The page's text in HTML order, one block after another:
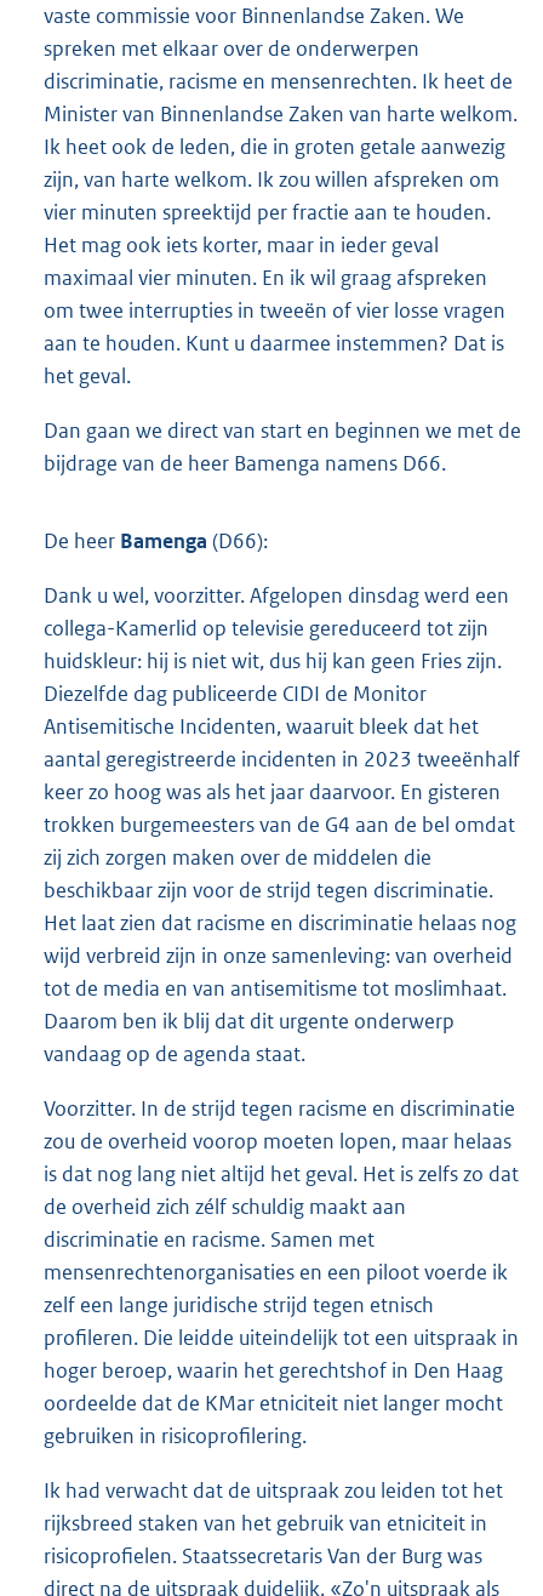
vaste commissie voor Binnenlandse Zaken. We
spreken met elkaar over de onderwerpen
discriminatie, racisme en mensenrechten. Ik heet de
Minister van Binnenlandse Zaken van harte welkom.
Ik heet ook de leden, die in groten getale aanwezig
zijn, van harte welkom. Ik zou willen afspreken om
vier minuten spreektijd per fractie aan te houden.
Het mag ook iets korter, maar in ieder geval
maximaal vier minuten. En ik wil graag afspreken
om twee interrupties in tweeën of vier losse vragen
aan te houden. Kunt u daarmee instemmen? Dat is
het geval.
Dan gaan we direct van start en beginnen we met de
bijdrage van de heer Bamenga namens D66.
De heer Bamenga (D66):
Dank u wel, voorzitter. Afgelopen dinsdag werd een
collega-Kamerlid op televisie gereduceerd tot zijn
huidskleur: hij is niet wit, dus hij kan geen Fries zijn.
Diezelfde dag publiceerde CIDI de Monitor
Antisemitische Incidenten, waaruit bleek dat het
aantal geregistreerde incidenten in 2023 tweeënhalf
keer zo hoog was als het jaar daarvoor. En gisteren
trokken burgemeesters van de G4 aan de bel omdat
zij zich zorgen maken over de middelen die
beschikbaar zijn voor de strijd tegen discriminatie.
Het laat zien dat racisme en discriminatie helaas nog
wijd verbreid zijn in onze samenleving: van overheid
tot de media en van antisemitisme tot moslimhaat.
Daarom ben ik blij dat dit urgente onderwerp
vandaag op de agenda staat.
Voorzitter. In de strijd tegen racisme en discriminatie
zou de overheid voorop moeten lopen, maar helaas
is dat nog lang niet altijd het geval. Het is zelfs zo dat
de overheid zich zélf schuldig maakt aan
discriminatie en racisme. Samen met
mensenrechtenorganisaties en een piloot voerde ik
zelf een lange juridische strijd tegen etnisch
profileren. Die leidde uiteindelijk tot een uitspraak in
hoger beroep, waarin het gerechtshof in Den Haag
oordeelde dat de KMar etniciteit niet langer mocht
gebruiken in risicoprofilering.
Ik had verwacht dat de uitspraak zou leiden tot het
rijksbreed staken van het gebruik van etniciteit in
risicoprofielen. Staatssecretaris Van der Burg was
direct na de uitspraak duidelijk. «Zo'n uitspraak als